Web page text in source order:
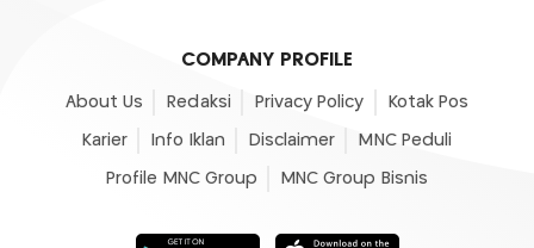
COMPANY PROFILE
About Us Redaksi Privacy Policy Kotak Pos
Karier Info Iklan Disclaimer MNC Peduli
Profile MNC Group MNC Group Bisnis